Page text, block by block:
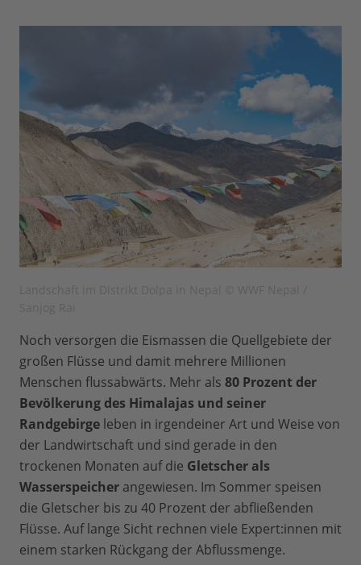
Noch versorgen die Eismassen die Quellgebiete der
großen Flüsse und damit mehrere Millionen
Menschen flussabwärts. Mehr als 80 Prozent der
Bevölkerung des Himalajas und seiner
Randgebirge leben in irgendeiner Art und Weise von
der Landwirtschaft und sind gerade in den
trockenen Monaten auf die Gletscher als
Wasserspeicher angewiesen. Im Sommer speisen
die Gletscher bis zu 40 Prozent der abfließenden
Flüsse. Auf lange Sicht rechnen viele Expert:innen mit
einem starken Rückgang der Abflussmenge.